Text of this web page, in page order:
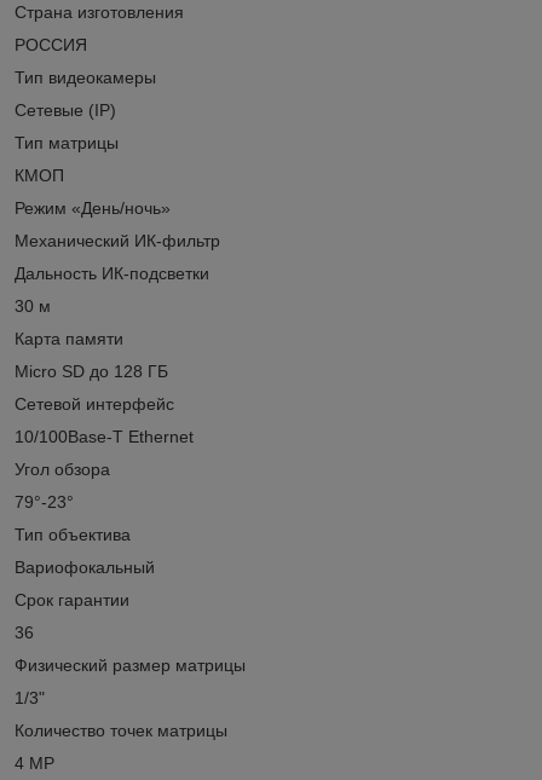
Страна изготовления
РОССИЯ
Тип видеокамеры
Сетевые (IP)
Тип матрицы
КМОП
Режим «День/ночь»
Механический ИК-фильтр
Дальность ИК-подсветки
30 м
Карта памяти
Micro SD до 128 ГБ
Сетевой интерфейс
10/100Base-T Ethernet
Угол обзора
79°-23°
Тип объектива
Вариофокальный
Срок гарантии
36
Физический размер матрицы
1/3"
Количество точек матрицы
4 MP